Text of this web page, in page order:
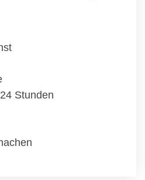
Stunden